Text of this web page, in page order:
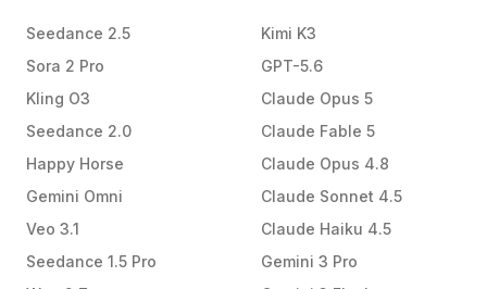
Seedance 2.5
Sora 2 Pro
Kling O3
Seedance 2.0
Happy Horse
Gemini Omni
Veo 3.1
Seedance 1.5 Pro
Kimi K3
GPT-5.6
Claude Opus 5
Claude Fable 5
Claude Opus 4.8
Claude Sonnet 4.5
Claude Haiku 4.5
Gemini 3 Pro